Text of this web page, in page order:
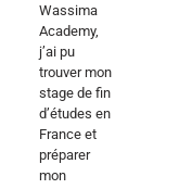
Wassima
Academy,
j’ai pu
trouver mon
stage de fin
d’études en
France et
préparer
mon